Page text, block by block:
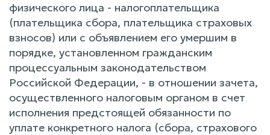
физического лица - налогоплательщика
(плательщика сбора, плательщика страховых
взносов) или с объявлением его умершим в
порядке, установленном гражданским
процессуальным законодательством
Российской Федерации, - в отношении зачета,
осуществленного налоговым органом в счет
исполнения предстоящей обязанности по
уплате конкретного налога (сбора, страхового